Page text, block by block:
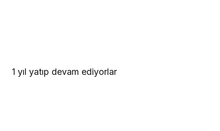
1 yıl yatıp devam ediyorlar